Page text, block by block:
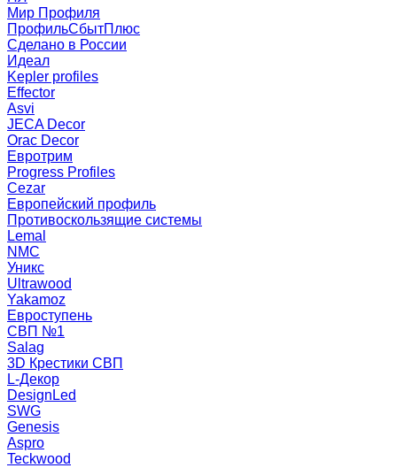
Мир Профиля
ПрофильСбытПлюс
Сделано в России
Идеал
Kepler profiles
Effector
Asvi
JECA Decor
Orac Decor
Евротрим
Progress Profiles
Cezar
Европейский профиль
Противоскользящие системы
Lemal
NMC
Уникс
Ultrawood
Yakamoz
Евроступень
СВП №1
Salag
3D Крестики СВП
L-Декор
DesignLed
SWG
Genesis
Aspro
Teckwood